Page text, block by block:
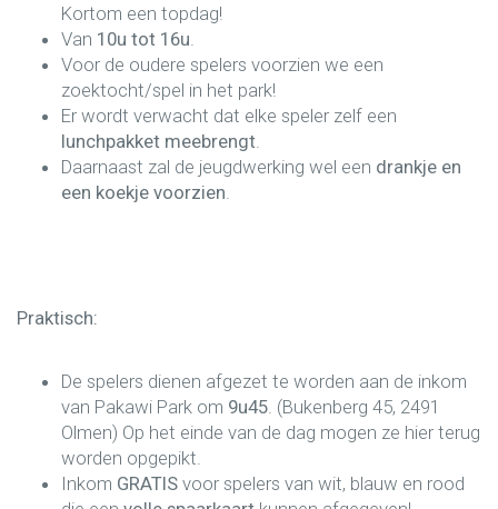
Kortom een topdag!
Van 10u tot 16u
Voor de oudere spelers voorzien we een
zoektocht/spel in het park!
Er wordt verwacht dat elke speler zelf een
lunchpakket meebrengt
Daarnaast zal de jeugdwerking wel een drankje en
een koekje voorzien
Praktisch:
De spelers dienen afgezet te worden aan de inkom
van Pakawi Park om 9u45 . (Bukenberg 45, 2491
Olmen) Op het einde van de dag mogen ze hier terug
worden opgepikt.
Inkom GRATIS voor spelers van wit, blauw en rood